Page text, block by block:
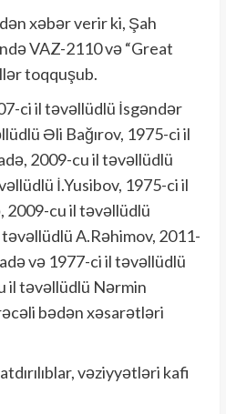
xəbər verir ki, Şah
VAZ-2110 və “Great
toqquşub.
ci il təvəllüdlü İsgəndər
Əli Bağırov, 1975-ci il
2009-cu il təvəllüdlü
İ.Yusibov, 1975-ci il
2009-cu il təvəllüdlü
A.Rəhimov, 2011-
və 1977-ci il təvəllüdlü
il təvəllüdlü Nərmin
bədən xəsarətləri
vəziyyətləri kafi